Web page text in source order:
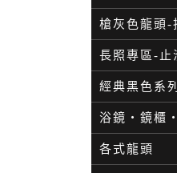
槍灰色龍頭-
長照專區-止
經典黑色系列
浴鏡・鏡櫃
各式龍頭